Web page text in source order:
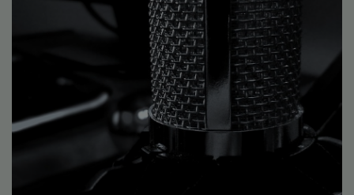
Participez
Jeux Concours